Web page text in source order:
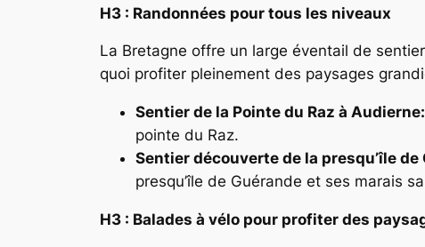
H3 : Randonnées pour tous les niveaux
La Bretagne offre un large éventail de
quoi profiter pleinement des paysages
Sentier de la Pointe du Raz à Audierne:
pointe du Raz.
Sentier découverte de la presqu’île de
presqu’île de Guérande et ses marais
H3 : Balades à vélo pour profiter des